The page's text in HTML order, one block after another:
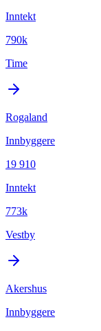
Inntekt
790k
Time
Rogaland
Innbyggere
19 910
Inntekt
773k
Vestby
Akershus
Innbyggere